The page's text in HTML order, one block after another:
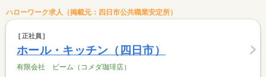
ハローワーク求人（掲載元：四日市公共職業安定所）
正社員
ホール・キッチン（四日市）
有限会社 ビーム（コメダ珈琲店）